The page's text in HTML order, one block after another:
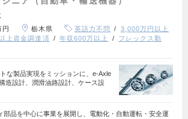
円 栃木県 英語力不問
3,000万円以上
上資金調達済 年収600万以上
フレックス勤
な製品実現をミッションに、e-Axle
造設計、潤滑油路設計、ケース設
部品を中心に事業を展開し、電動化・自動運転・安全運